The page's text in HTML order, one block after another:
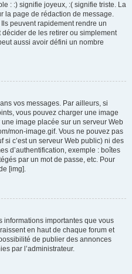
: :) signifie joyeux, :( signifie triste. La
la page de rédaction de message.
peuvent rapidement rendre un
de les retirer ou simplement
aussi avoir défini un nombre
vos messages. Par ailleurs, si
vous pouvez charger une image
image placée sur un serveur Web
mon-image.gif. Vous ne pouvez pas
si c’est un serveur Web public) ni des
d’authentification, exemple : boîtes
par un mot de passe, etc. Pour
[img].
informations importantes que vous
en haut de chaque forum et
de publier des annonces
par l’administrateur.